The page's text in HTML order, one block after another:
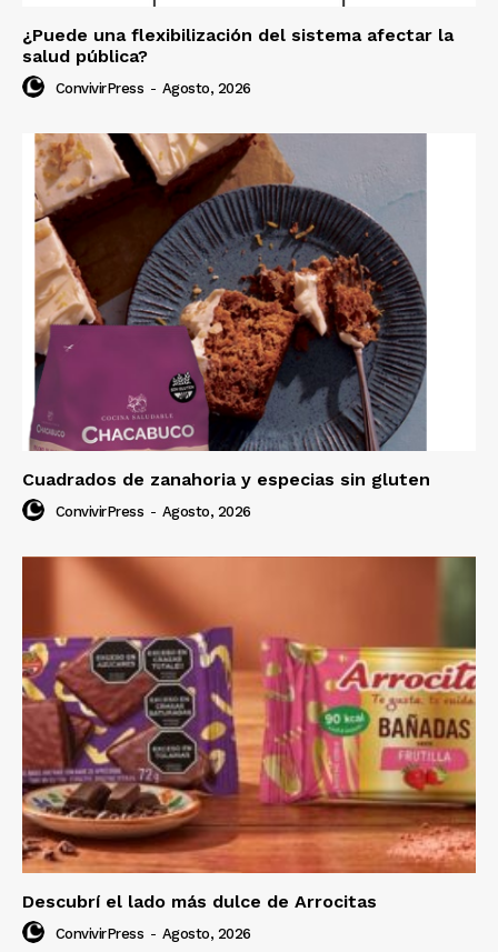
¿Puede una flexibilización del sistema afectar la
salud pública?
ConvivirPress - Agosto, 2026
Cuadrados de zanahoria y especias sin gluten
ConvivirPress - Agosto, 2026
Descubrí el lado más dulce de Arrocitas
ConvivirPress - Agosto, 2026